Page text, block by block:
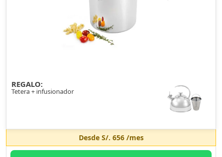
REGALO:
Tetera + infusionador
Desde S/. 656/mes